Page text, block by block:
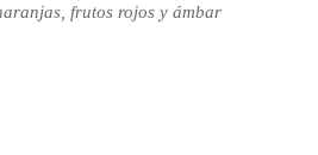
frutos rojos y ámbar